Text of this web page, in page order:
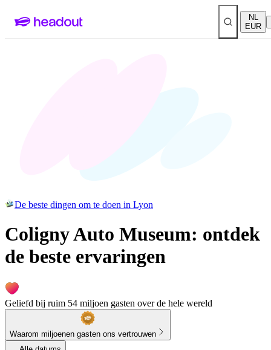
NL
EUR
De beste dingen om te doen in Lyon
Coligny Auto Museum: ontdek
de beste ervaringen
Geliefd bij ruim 54 miljoen gasten over de hele wereld
Waarom miljoenen gasten ons vertrouwen